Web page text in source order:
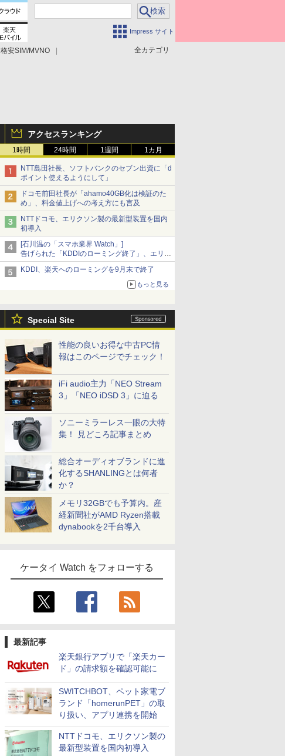
Impress サイト
全カテゴリ
格安SIM/MVNO
アクセスランキング
1時間 24時間 1週間 1カ月
NTT島田社長、ソフトバンクのセブン出資に「d
ポイント使えるようにして」
ドコモ前田社長が「ahamo40GB化は検証のた
め」、料金値上げへの考え方にも言及
NTTドコモ、エリクソン製の最新型装置を国内
初導入
[石川温の「スマホ業界 Watch」]
告げられた「KDDIのローミング終了」、エリア
マップの落とし穴と楽天モバイルの課題
KDDI、楽天へのローミングを9月末で終了
もっと見る
Special Site
性能の良いお得な中古PC情
報はこのページでチェック！
iFi audio主力「NEO Stream
3」「NEO iDSD 3」に迫る
ソニーミラーレス一眼の大特
集！ 見どころ記事まとめ
総合オーディオブランドに進
化するSHANLINGとは何者
か？
メモリ32GBでも予算内。産
経新聞社がAMD Ryzen搭載
dynabookを2千台導入
ケータイ Watch をフォローする
最新記事
楽天銀行アプリで「楽天カー
ド」の請求額を確認可能に
SWITCHBOT、ペット家電ブ
ランド「homerunPET」の取
り扱い、アプリ連携を開始
NTTドコモ、エリクソン製の
最新型装置を国内初導入